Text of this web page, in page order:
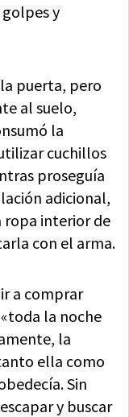
y
puerta, pero
al suelo,
la
cuchillos
proseguía
adicional,
ropa interior de
con el arma.
a comprar
la noche
la
ella como
Sin
y buscar